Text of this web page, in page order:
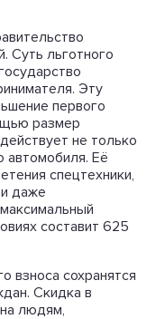
Суть льготного
Эту
первого
размер
не только
автомобиля. Её
спецтехники,
даже
составит 625
взноса сохранятся
Скидка в
людям,